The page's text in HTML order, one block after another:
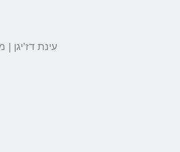
עינת דז’יגן